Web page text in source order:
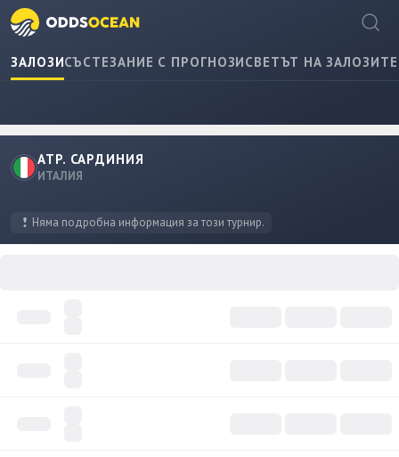
ЗАЛОЗИСЪСТЕЗАНИЕ С ПРОГНОЗИСВЕТЪТ НА ЗАЛОЗИТЕ
ATP. САРДИНИЯ
ИТАЛИЯ
Няма подробна информация за този турнир.